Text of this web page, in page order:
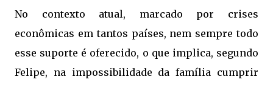
No contexto atual, marcado por crises
econômicas em tantos países, nem sempre todo
esse suporte é oferecido, o que implica, segundo
Felipe, na impossibilidade da família cumprir